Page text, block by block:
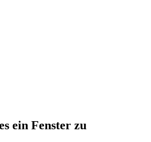
ein Fenster zu